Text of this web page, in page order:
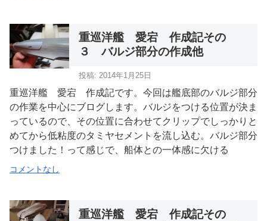
重巡洋艦 愛宕 作成記その
３ バルジ部分の作成他
投稿: 2014年1月25日
重巡洋艦 愛宕 作成記です。今回は艦底部のバルジ部分
の作業を中心にブログします。バルジをつける位置が決ま
っているので、その位置に合わせてクリップでしっかりと
めてから低粘度のタミヤセメントを流し込む。バルジ部分
つけました！って感じで、船体との一体感に欠ける
コメントなし
重巡洋艦 愛宕 作成記その